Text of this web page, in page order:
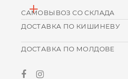
САМОВЫВОЗ СО СКЛАДА
ДОСТАВКА ПО КИШИНЕВУ
ДОСТАВКА ПО МОЛДОВЕ